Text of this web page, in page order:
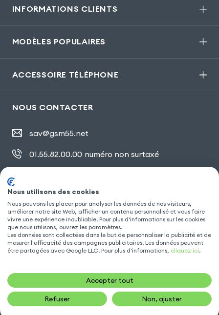
INFORMATIONS CLIENTS
MODÈLES POPULAIRES
ACCESSOIRE TÉLÉPHONE
NOUS CONTACTER
sav@gsm55.net
01.55.82.00.00 numéro non surtaxé
SUIVEZ NOUS
Nous utilisons des cookies
Nous pouvons les placer pour analyser les données de nos visiteurs,
améliorer notre site Web, afficher un contenu personnalisé et vous faire
vivre une expérience inoubliable. Pour plus d'informations sur les cookies
que nous utilisons, ouvrez les paramètres.
Les données sont collectées dans le but de personnaliser la publicité et de
mesurer l'efficacité des campagnes publicitaires. Les données peuvent
être partagées avec Google LLC. Pour plus d'informations, cliquez ici.
Accepter tout
Refuser Non, ajuster